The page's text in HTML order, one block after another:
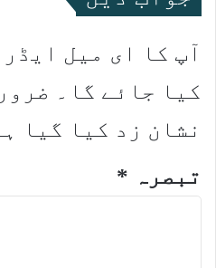
آپ کا ای میل
کیا جائے گا۔
نشان زد کیا گیا
تبصرہ *